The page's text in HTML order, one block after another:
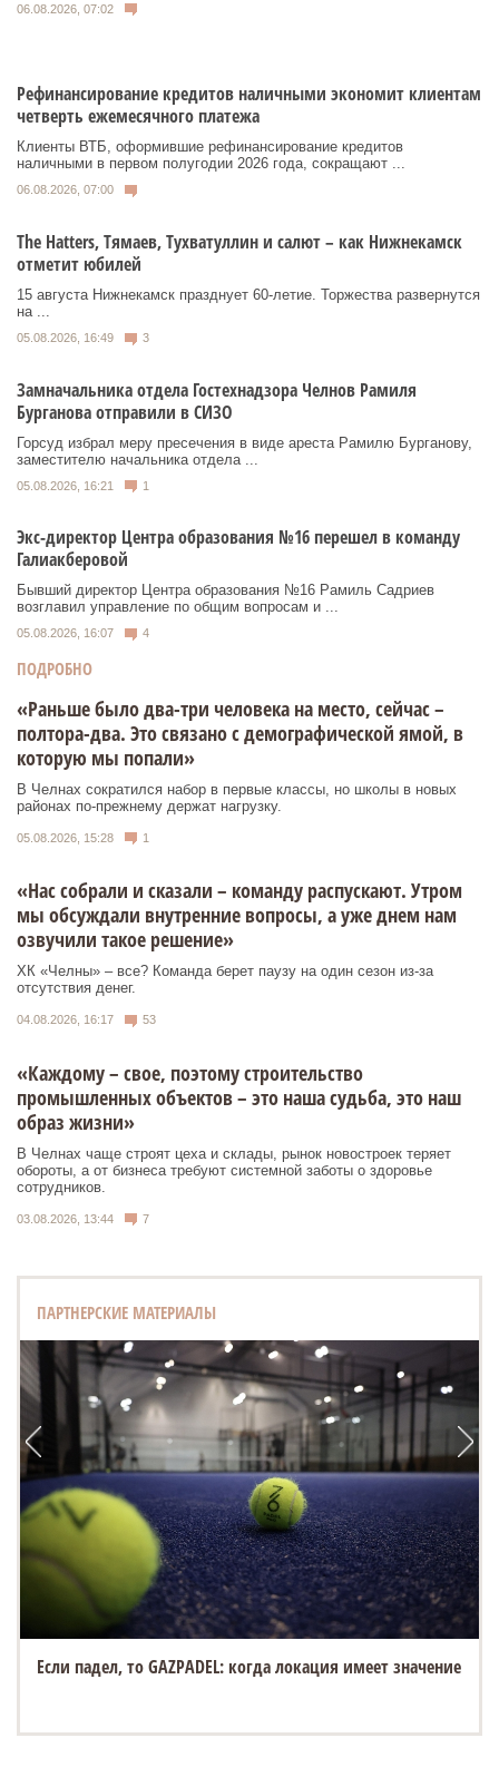
06.08.2026, 07:02
Рефинансирование кредитов наличными экономит клиентам
четверть ежемесячного платежа
Клиенты ВТБ, оформившие рефинансирование кредитов
наличными в первом полугодии 2026 года, сокращают ...
06.08.2026, 07:00
Тhe Нatters, Тямаев, Тухватуллин и салют – как Нижнекамск
отметит юбилей
15 августа Нижнекамск празднует 60‑летие. Торжества развернутся
на ...
05.08.2026, 16:49 3
Замначальника отдела Гостехнадзора Челнов Рамиля
Бурганова отправили в СИЗО
Горсуд избрал меру пресечения в виде ареста Рамилю Бурганову,
заместителю начальника отдела ...
05.08.2026, 16:21 1
Экс-директор Центра образования №16 перешел в команду
Галиакберовой
Бывший директор Центра образования №16 Рамиль Садриев
возглавил управление по общим вопросам и ...
05.08.2026, 16:07 4
ПОДРОБНО
«Раньше было два-три человека на место, сейчас –
полтора-два. Это связано с демографической ямой, в
которую мы попали»
В Челнах сократился набор в первые классы, но школы в новых
районах по-прежнему держат нагрузку.
05.08.2026, 15:28 1
«Нас собрали и сказали – команду распускают. Утром
мы обсуждали внутренние вопросы, а уже днем нам
озвучили такое решение»
ХК «Челны» – все? Команда берет паузу на один сезон из-за
отсутствия денег.
04.08.2026, 16:17 53
«Каждому – свое, поэтому строительство
промышленных объектов – это наша судьба, это наш
образ жизни»
В Челнах чаще строят цеха и склады, рынок новостроек теряет
обороты, а от бизнеса требуют системной заботы о здоровье
сотрудников.
03.08.2026, 13:44 7
ПАРТНЕРСКИЕ МАТЕРИАЛЫ
Если падел, то GAZPADEL: когда локация имеет значение